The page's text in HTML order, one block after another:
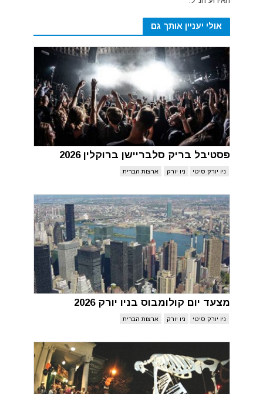
אולי יעניין אותך גם
פסטיבל בריק סלבריישן ברוקלין 2026
ניו יורק סיטי ניו יורק ארצות הברית
מצעד יום קולומבוס בניו יורק 2026
ניו יורק סיטי ניו יורק ארצות הברית